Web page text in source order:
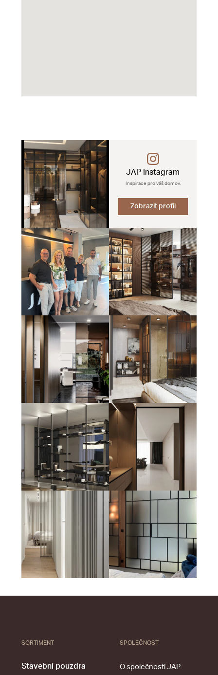
JAP Instagram
Inspirace pro váš domov.
Zobrazit profil
SORTIMENT
Stavební pouzdra
SPOLEČNOST
O společnosti JAP